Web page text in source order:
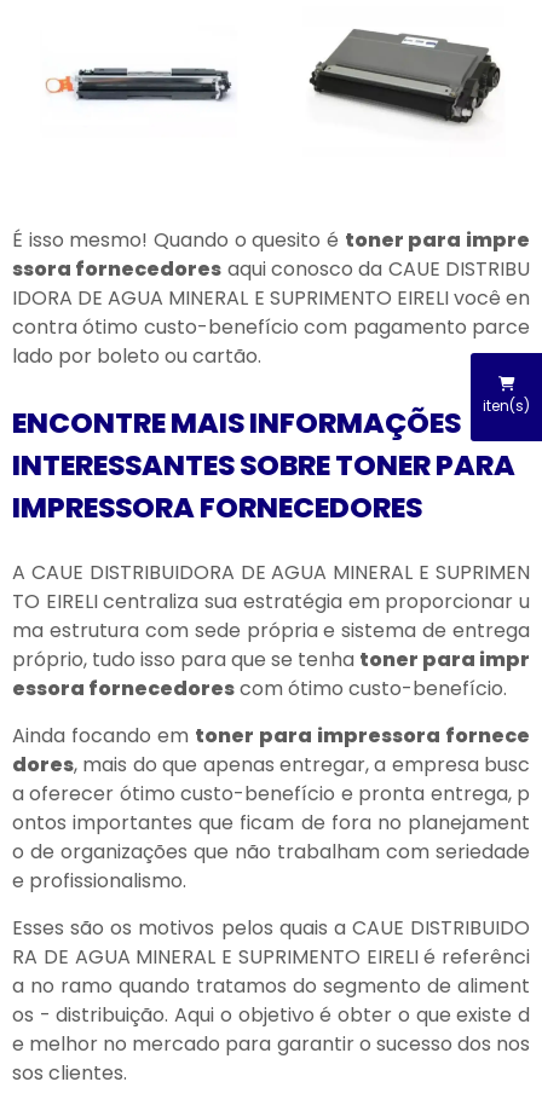
iten(s)
É isso mesmo! Quando o quesito é toner para impre
ssora fornecedores aqui conosco da CAUE DISTRIBU
IDORA DE AGUA MINERAL E SUPRIMENTO EIRELI você en
contra ótimo custo-benefício com pagamento parce
lado por boleto ou cartão.
ENCONTRE MAIS INFORMAÇÕES
INTERESSANTES SOBRE TONER PARA
IMPRESSORA FORNECEDORES
A CAUE DISTRIBUIDORA DE AGUA MINERAL E SUPRIMEN
TO EIRELI centraliza sua estratégia em proporcionar u
ma estrutura com sede própria e sistema de entrega
próprio, tudo isso para que se tenha toner para impr
essora fornecedorescom ótimo custo-benefício.
Ainda focando em toner para impressora fornece
dores, mais do que apenas entregar, a empresa busc
a oferecer ótimo custo-benefício e pronta entrega, p
ontos importantes que ficam de fora no planejament
o de organizações que não trabalham com seriedade
e profissionalismo.
Esses são os motivos pelos quais a CAUE DISTRIBUIDO
RA DE AGUA MINERAL E SUPRIMENTO EIRELI é referênci
a no ramo quando tratamos do segmento de aliment
os - distribuição. Aqui o objetivo é obter o que existe d
e melhor no mercado para garantir o sucesso dos nos
sos clientes.